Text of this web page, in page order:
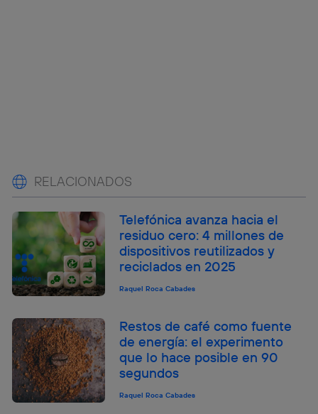
RELACIONADOS
Telefónica avanza hacia el
residuo cero: 4 millones de
dispositivos reutilizados y
reciclados en 2025
Raquel Roca Cabades
Restos de café como fuente
de energía: el experimento
que lo hace posible en 90
segundos
Raquel Roca Cabades